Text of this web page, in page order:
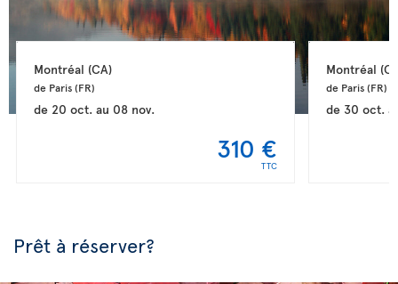
Montréal (CA)
de Paris (FR)
de 20 oct.au 08 nov.
310 €
TTC
Montréal
de Paris (FR)
de 30 oct.
Prêt à réserver?